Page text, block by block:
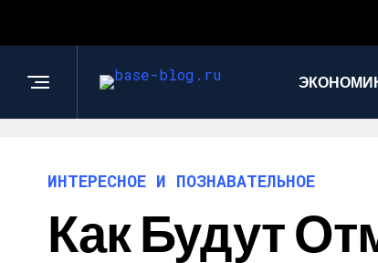
ИНТЕРЕСНОЕ И ПОЗНАВАТЕЛЬНОЕ
Как Будут